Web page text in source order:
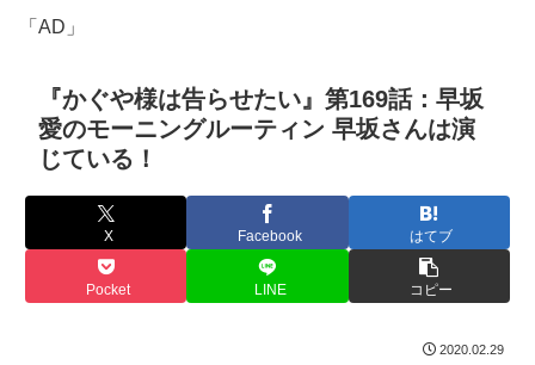
「AD」
『かぐや様は告らせたい』第169話：早坂
愛のモーニングルーティン 早坂さんは演
じている！
X Facebook はてブ
Pocket LINE コピー
2020.02.29